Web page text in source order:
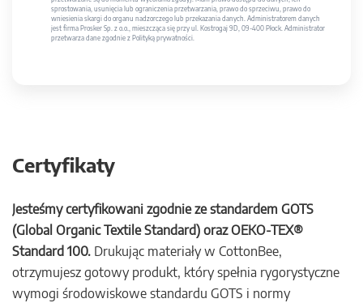
sprostowania, usunięcia lub ograniczenia przetwarzania, prawo do sprzeciwu, prawo do
wniesienia skargi do organu nadzorczego lub przekazania danych. Administratorem danych
jest firma Prosker Sp. z o.o., mieszcząca się przy ul. Kostrogaj 9D, 09-400 Płock. Administrator
przetwarza dane zgodnie z Polityką prywatności.
Certyfikaty
Jesteśmy certyfikowani zgodnie ze standardem GOTS
(Global Organic Textile Standard) oraz OEKO-TEX®
Standard 100. Drukując materiały w CottonBee,
otrzymujesz gotowy produkt, który spełnia rygorystyczne
wymogi środowiskowe standardu GOTS i normy